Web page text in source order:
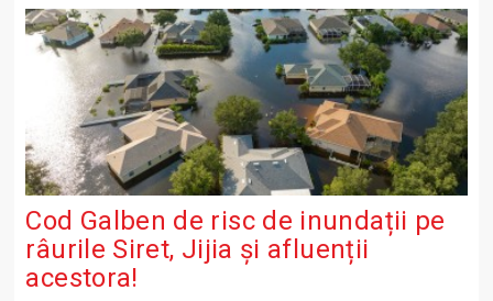
Cod Galben de risc de inundații pe
râurile Siret, Jijia și afluenții
acestora!